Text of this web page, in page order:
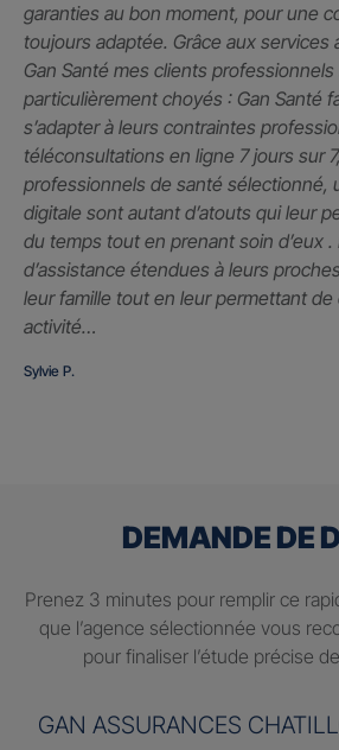
garanties au bon moment, pour une
toujours adaptée. Grâce aux services
Gan Santé mes clients
particulièrement choyés : Gan Santé
s’adapter à leurs contraintes
téléconsultations en ligne 7 jours sur
professionnels de santé sélectionné,
digitale sont autant d’atouts qui leur
du temps tout en prenant soin d’eux .
d’assistance étendues à leurs
leur famille tout en leur permettant
activité…
Sylvie P.
DEMANDE DE
Prenez 3 minutes pour remplir ce
que l’agence sélectionnée vous
pour finaliser l’étude précise
GAN ASSURANCES